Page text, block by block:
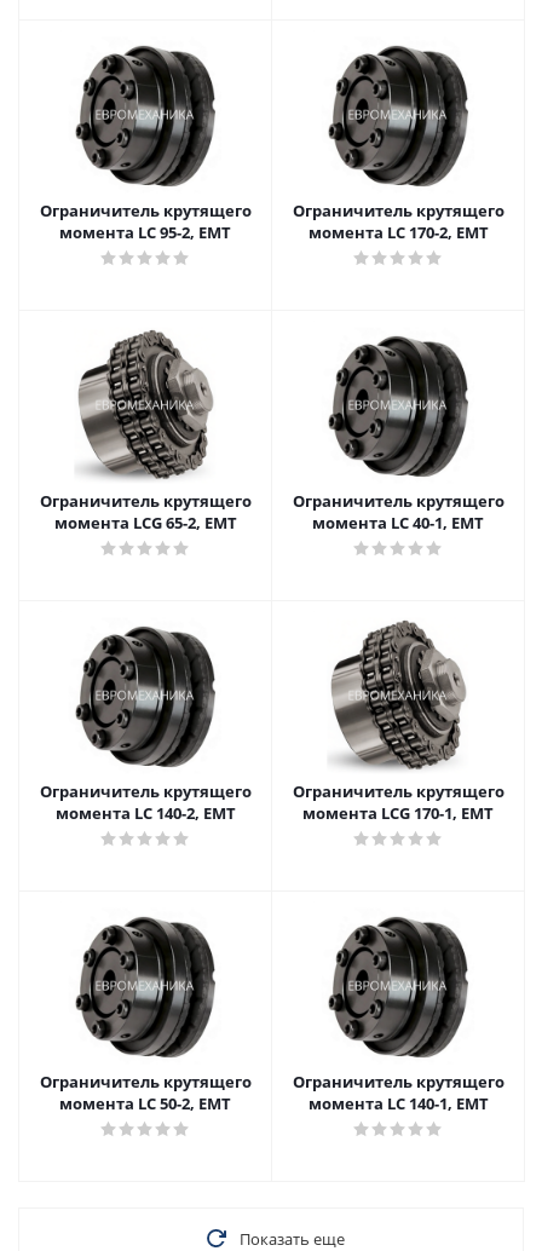
Ограничитель крутящего
момента LC 95-2, EMT
Ограничитель крутящего
момента LC 170-2, EMT
Ограничитель крутящего
момента LCG 65-2, EMT
Ограничитель крутящего
момента LC 40-1, EMT
Ограничитель крутящего
момента LC 140-2, EMT
Ограничитель крутящего
момента LCG 170-1, EMT
Ограничитель крутящего
момента LC 50-2, EMT
Ограничитель крутящего
момента LC 140-1, EMT
Показать еще